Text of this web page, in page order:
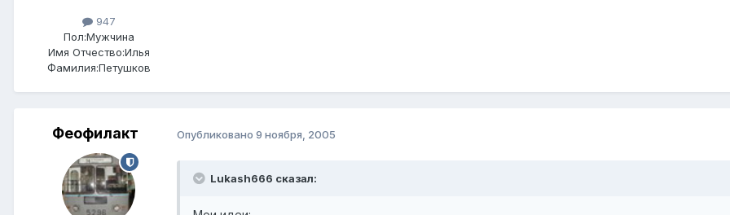
947
Пол:Мужчина
Имя Отчество:Илья
Фамилия:Петушков
Феофилакт Опубликовано 9 ноября, 2005
Lukash666 сказал: